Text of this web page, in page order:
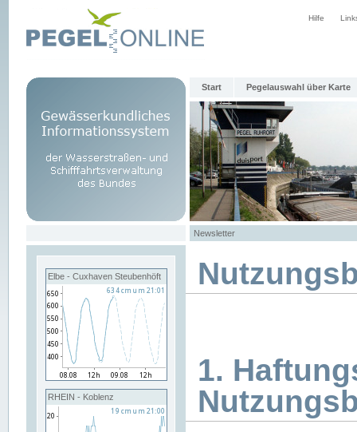
Hilfe
Start Pegelauswahl über Karte
Newsletter
Elbe - Cuxhaven Steubenhöft
RHEIN - Koblenz
1.